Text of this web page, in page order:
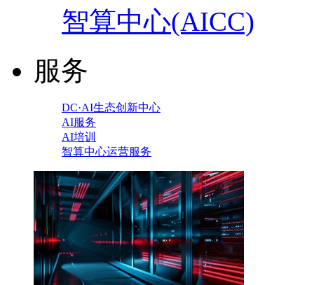
智算中心(AICC)
服务
DC·AI生态创新中心
AI服务
AI培训
智算中心运营服务